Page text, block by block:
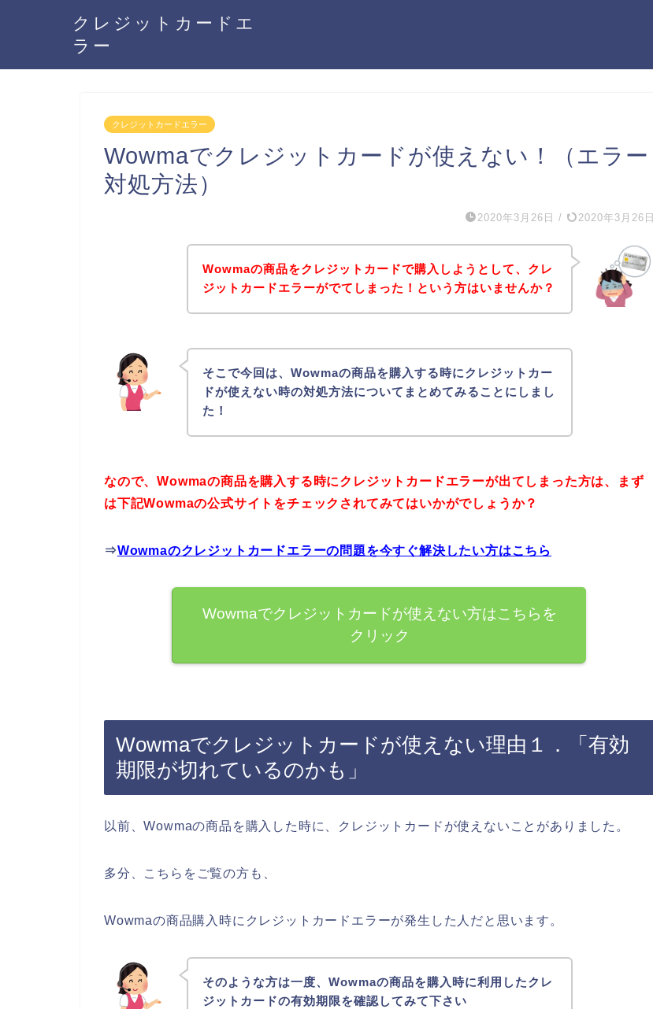
クレジットカードエ
ラー
クレジットカードエラー
Wowmaでクレジットカードが使えない！（エラー
対処方法）
2020年3月26日 / 2020年3月26日
Wowmaの商品をクレジットカードで購入しようとして、クレ
ジットカードエラーがでてしまった！という方はいませんか？
そこで今回は、Wowmaの商品を購入する時にクレジットカー
ドが使えない時の対処方法についてまとめてみることにしまし
た！
なので、Wowmaの商品を購入する時にクレジットカードエラーが出てしまった方は、まず
は下記Wowmaの公式サイトをチェックされてみてはいかがでしょうか？
⇒Wowmaのクレジットカードエラーの問題を今すぐ解決したい方はこちら
Wowmaでクレジットカードが使えない方はこちらを
クリック
Wowmaでクレジットカードが使えない理由１．「有効
期限が切れているのかも」
以前、Wowmaの商品を購入した時に、クレジットカードが使えないことがありました。
多分、こちらをご覧の方も、
Wowmaの商品購入時にクレジットカードエラーが発生した人だと思います。
そのような方は一度、Wowmaの商品を購入時に利用したクレ
ジットカードの有効期限を確認してみて下さい